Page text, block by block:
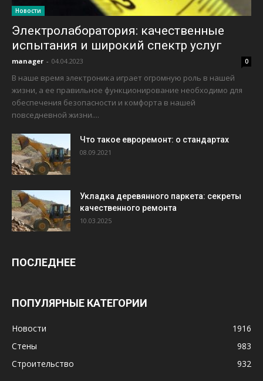
Новости
Электролаборатория: качественные
испытания и широкий спектр услуг
manager - 04.04.2023 0
В наше время электроника играет огромную роль в нашей
жизни, а ее правильное функционирование необходимо для
обеспечения безопасности и комфорта в нашей
повседневной жизни....
Что такое евроремонт: о стандартах
08.09.2021
Укладка деревянного паркета: секреты
качественного ремонта
10.03.2025
ПОСЛЕДНЕЕ
ПОПУЛЯРНЫЕ КАТЕГОРИИ
Новости
1916
Стены
983
Строительство
932